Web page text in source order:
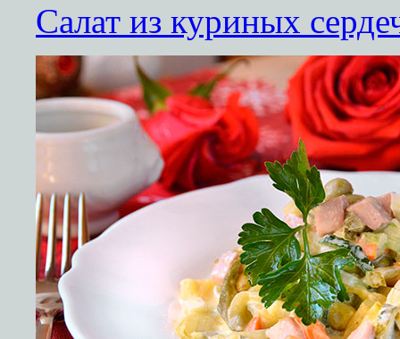
Салат из куриных